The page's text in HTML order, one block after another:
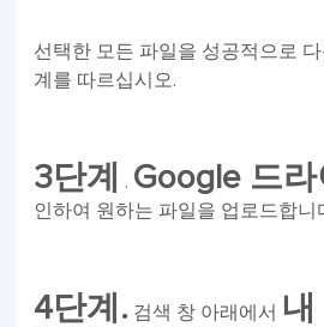
선택한 모든 파일을 성공적으로
계를 따르십시오.
3단계 . Google 드라
인하여 원하는 파일을 업로드합니
4단계. 검색 창 아래에서 내